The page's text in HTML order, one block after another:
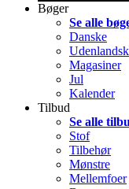
Bøger
Se alle
Danske
Magasiner
Jul
Kalender
Tilbud
Se alle
Stof
Tilbehør
Mønstre
Mellemfoer